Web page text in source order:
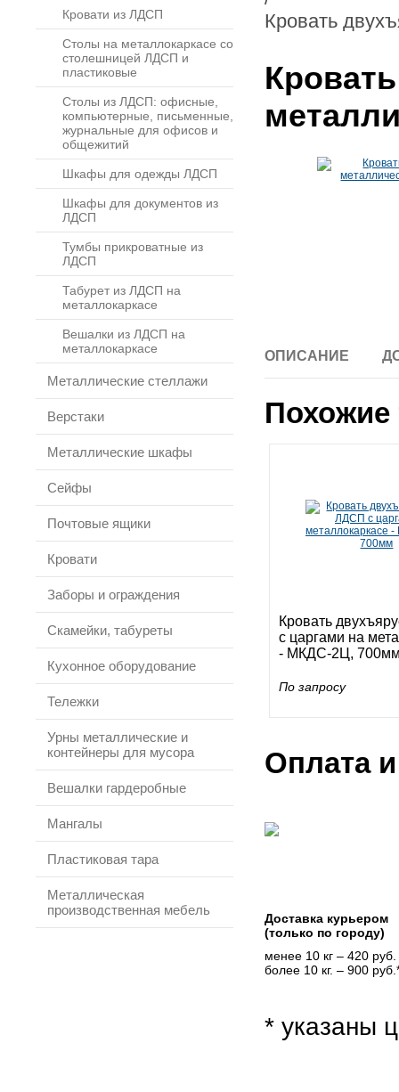
Кровати из ЛДСП
Столы на металлокаркасе со
столешницей ЛДСП и
пластиковые
Столы из ЛДСП: офисные,
компьютерные, письменные,
журнальные для офисов и
общежитий
Шкафы для одежды ЛДСП
Шкафы для документов из
ЛДСП
Тумбы прикроватные из
ЛДСП
Табурет из ЛДСП на
металлокаркасе
Вешалки из ЛДСП на
металлокаркасе
Металлические стеллажи
Верстаки
Металлические шкафы
Сейфы
Почтовые ящики
Кровати
Заборы и ограждения
Скамейки, табуреты
Кухонное оборудование
Тележки
Урны металлические и
контейнеры для мусора
Вешалки гардеробные
Мангалы
Пластиковая тара
Металлическая
производственная мебель
Кровать
ОПИСАНИЕ
Кровать
с царгами на
- МКДС-2Ц,
По запросу
Оплата
Доставка курьером
(только по городу)
менее 10 кг – 420 руб.
более 10 кг. – 900
* указаны